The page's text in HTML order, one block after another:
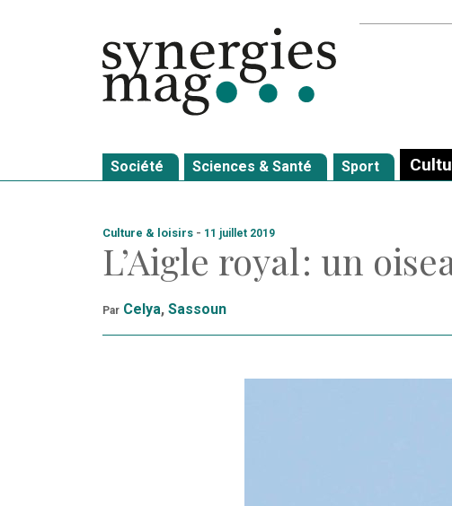
Société Sciences & Santé Sport
Culture & loisirs - 11 juillet 2019
L’Aigle royal : un
Par Celya, Sassoun